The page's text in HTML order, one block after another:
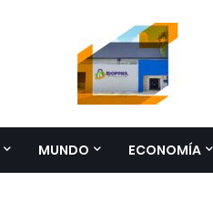
MUNDO ECONOMÍA